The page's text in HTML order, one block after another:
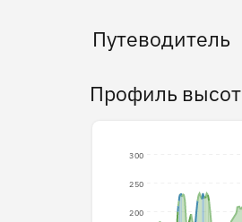
Путеводитель
Профиль высот
200
250
300